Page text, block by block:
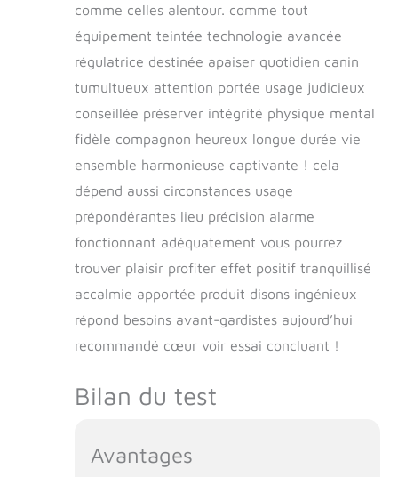
comme celles alentour. comme tout
équipement teintée technologie avancée
régulatrice destinée apaiser quotidien canin
tumultueux attention portée usage judicieux
conseillée préserver intégrité physique mental
fidèle compagnon heureux longue durée vie
ensemble harmonieuse captivante ! cela
dépend aussi circonstances usage
prépondérantes lieu précision alarme
fonctionnant adéquatement vous pourrez
trouver plaisir profiter effet positif tranquillisé
accalmie apportée produit disons ingénieux
répond besoins avant-gardistes aujourd’hui
recommandé cœur voir essai concluant !
Bilan du test
Avantages